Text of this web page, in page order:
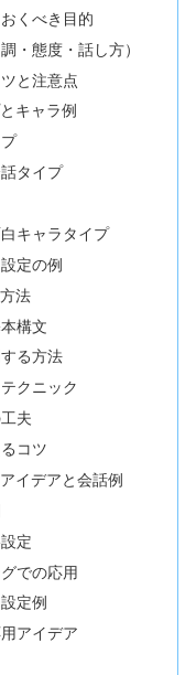
くべき目的
・態度・話し方）
と注意点
キャラ例
タイプ
キャラタイプ
定の例
法
構文
る方法
クニック
夫
コツ
イデアと会話例
定
での応用
定例
アイデア